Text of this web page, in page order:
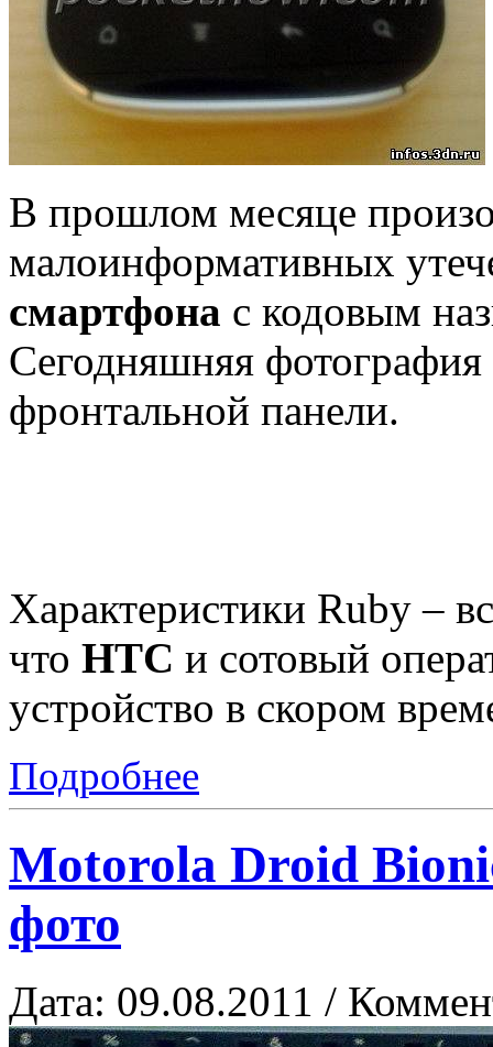
В прошлом месяце
малоинформативных
смартфона с кодовым
Сегодняшняя фотография
фронтальной панели.
Характеристики Ruby –
что HTC и сотовый
устройство в скором
Подробнее
Motorola Droid
фото
Дата: 09.08.2011 /